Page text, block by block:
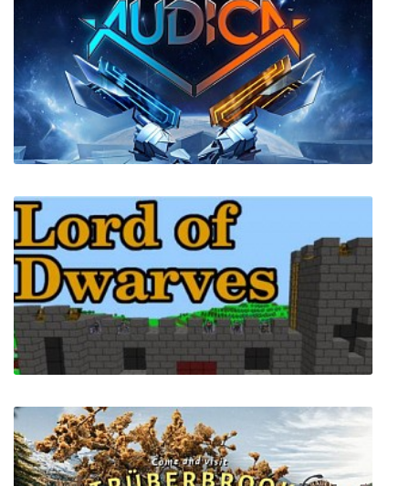
Deepfield
AUDICA: Rhythm Shooter (VR)